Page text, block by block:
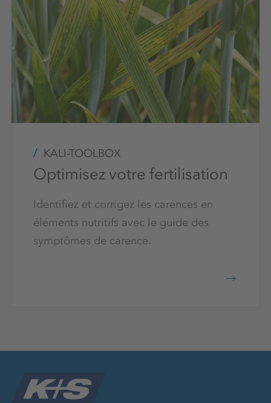
KALI-TOOLBOX
Optimisez votre fertilisation
Identifiez et corrigez les carences en
éléments nutritifs avec le guide des
symptômes de carence.